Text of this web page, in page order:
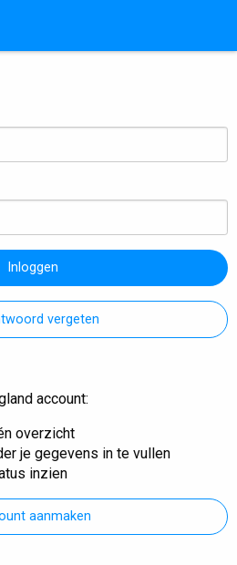
Inloggen
vergeten
account:
overzicht
je gegevens in te vullen
inzien
aanmaken